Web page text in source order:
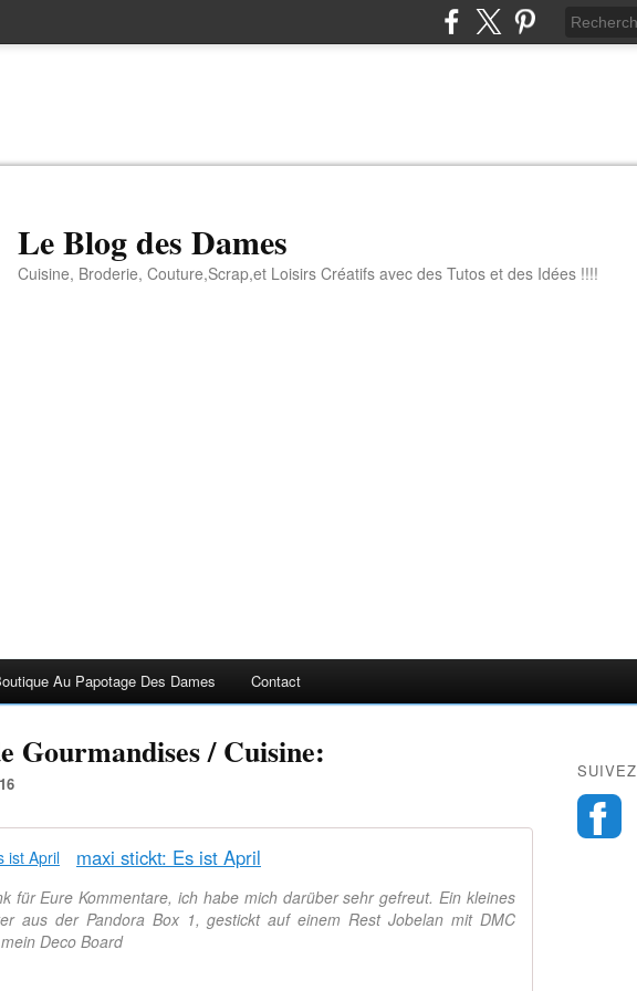
Le Blog des Dames
Cuisine, Broderie, Couture,Scrap,et Loisirs Créatifs avec des Tutos et des Idées !!!!
Au Papotage Des Dames Contact
Gourmandises / Cuisine:
maxi stickt: Es ist April
für Eure Kommentare, ich habe mich darüber sehr gefreut. Ein kleines
aus der Pandora Box 1, gestickt auf einem Rest Jobelan mit DMC
Deco Board